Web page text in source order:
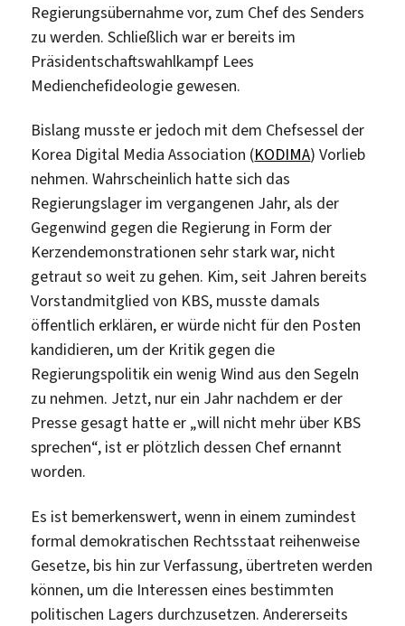
Regierungsübernahme vor, zum Chef des Senders
zu werden. Schließlich war er bereits im
Präsidentschaftswahlkampf Lees
Medienchefideologie gewesen.
Bislang musste er jedoch mit dem Chefsessel der
Korea Digital Media Association (KODIMA) Vorlieb
nehmen. Wahrscheinlich hatte sich das
Regierungslager im vergangenen Jahr, als der
Gegenwind gegen die Regierung in Form der
Kerzendemonstrationen sehr stark war, nicht
getraut so weit zu gehen. Kim, seit Jahren bereits
Vorstandmitglied von KBS, musste damals
öffentlich erklären, er würde nicht für den Posten
kandidieren, um der Kritik gegen die
Regierungspolitik ein wenig Wind aus den Segeln
zu nehmen. Jetzt, nur ein Jahr nachdem er der
Presse gesagt hatte er „will nicht mehr über KBS
sprechen“, ist er plötzlich dessen Chef ernannt
worden.
Es ist bemerkenswert, wenn in einem zumindest
formal demokratischen Rechtsstaat reihenweise
Gesetze, bis hin zur Verfassung, übertreten werden
können, um die Interessen eines bestimmten
politischen Lagers durchzusetzen. Andererseits